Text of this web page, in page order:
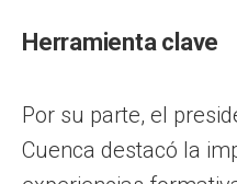
Herramienta clave
Por su parte, el
Cuenca destacó la